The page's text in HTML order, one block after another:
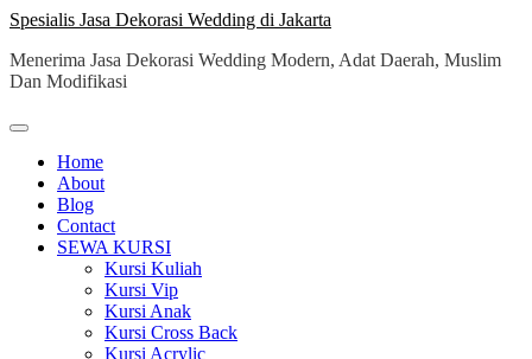
Skip
content
Spesialis Jasa Dekorasi Wedding di Jakarta
Menerima Jasa Dekorasi Wedding Modern, Adat Daerah, Muslim
Dan Modifikasi
Home
About
Blog
Contact
SEWA KURSI
Kursi Kuliah
Kursi Vip
Kursi Anak
Kursi Cross Back
Kursi Acrylic